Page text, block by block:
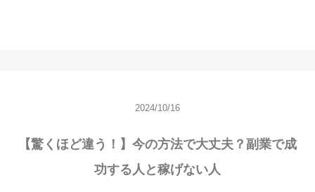
2024/10/16
【驚くほど違う！】今の方法で大丈夫？副業で成
功する人と稼げない人